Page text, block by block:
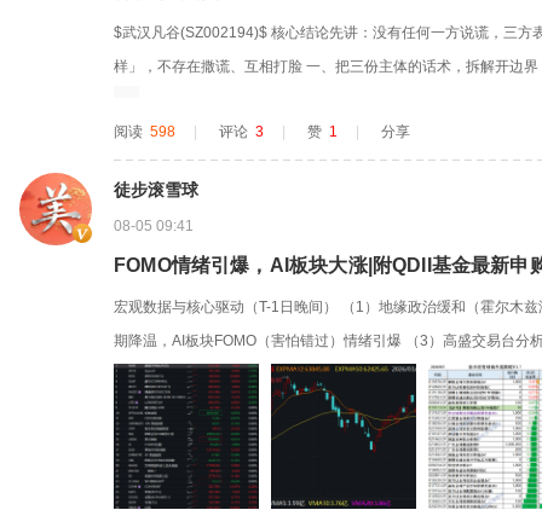
$武汉凡谷(SZ002194)$ 核心结论先讲：没有任何一方说谎，三方
样」，不存在撒谎、互相打脸 一、把三份主体的话术，拆解开边
线交流； 2.英伟达工作人员推荐佳贤使用公开免费开源平台
阅读 598 评论 3 赞 1 分享
徒步滚雪球
08-05 09:41
FOMO情绪引爆，AI板块大涨|附QDII基金最新申
宏观数据与核心驱动（T-1日晚间） （1）地缘政治缓和（霍尔木
期降温，AI板块FOMO（害怕错过）情绪引爆 （3）高盛交易台
干净（前期去风险充分）、技术面改善（动量因子反弹）、估值
值折价约10%）、基本面与盈利能见度改善。但活跃程度仅为满
7%。0...